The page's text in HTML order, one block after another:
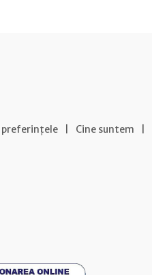
Cine suntem